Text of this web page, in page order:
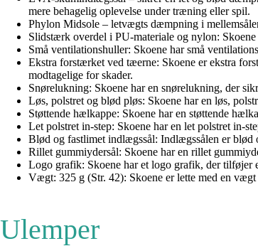
mere behagelig oplevelse under træning eller spil.
Phylon Midsole – letvægts dæmpning i
Slidstærk overdel i PU-materiale og nylon:
Små ventilationshuller: Skoene har små
Ekstra forstærket ved tæerne: Skoene er ekstra
modtagelige for skader.
Snørelukning: Skoene har en snørelukning, der
Løs, polstret og blød pløs: Skoene har en løs,
Støttende hælkappe: Skoene har en støttende
Let polstret in-step: Skoene har en let polstret in-
Blød og fastlimet indlægssål: Indlægssålen er blød
Rillet gummiydersål: Skoene har en rillet
Logo grafik: Skoene har et logo grafik, der tilføjer
Vægt: 325 g (Str. 42): Skoene er lette med en
Ulemper